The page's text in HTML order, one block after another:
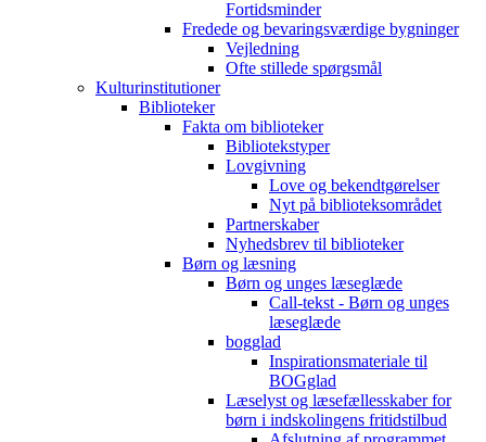
Fortidsminder
Fredede og bevaringsværdige bygninger
Vejledning
Ofte stillede spørgsmål
Kulturinstitutioner
Biblioteker
Fakta om biblioteker
Bibliotekstyper
Lovgivning
Love og bekendtgørelser
Nyt på biblioteksområdet
Partnerskaber
Nyhedsbrev til biblioteker
Børn og læsning
Børn og unges læseglæde
Call-tekst - Børn og unges
læseglæde
bogglad
Inspirationsmateriale til
BOGglad
Læselyst og læsefællesskaber for
børn i indskolingens fritidstilbud